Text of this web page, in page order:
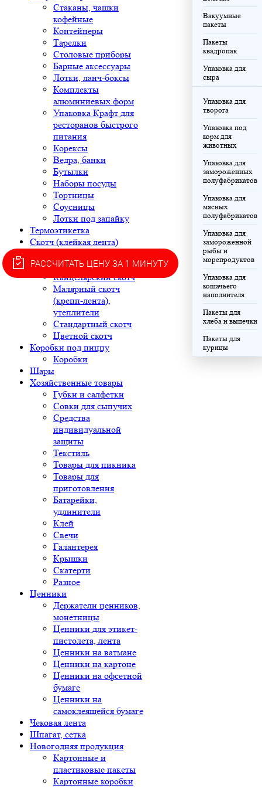
Стаканы, чашки
кофейные
Контейнеры
Тарелки
Столовые приборы
Барные аксессуары
Лотки, ланч-боксы
Комплекты
алюминиевых форм
Упаковка Крафт для
ресторанов быстрого
питания
Корексы
Ведра, банки
Бутылки
Наборы посуды
Тортницы
Соусницы
Лотки под запайку
Термоэтикетка
Скотч (клейкая лента)
Изоляционная лента
Канцелярский скотч
Малярный скотч
(крепп-лента),
утеплители
Стандартный скотч
Цветной скотч
Коробки под пиццу
Коробки
Шары
Хозяйственные товары
Губки и салфетки
Совки для сыпучих
Средства
индивидуальной
защиты
Текстиль
Товары для пикника
Товары для
приготовления
Батарейки,
удлинители
Клей
Свечи
Галантерея
Крышки
Скатерти
Разное
Ценники
Держатели ценников,
монетницы
Ценники для этикет-
пистолета, лента
Ценники на ватмане
Ценники на картоне
Ценники на офсетной
бумаге
Ценники на
самоклеящейся бумаге
Чековая лента
Шпагат, сетка
Новогодняя продукция
Картонные и
пластиковые пакеты
Картонные коробки
Вакуумные
пакеты
Пакеты
квадропак
Упаковка для
сыра
Упаковка для
творога
Упаковка под
корм для
животных
Упаковка для
замороженных
полуфабрикатов
Упаковка для
мясных
полуфабрикатов
Упаковка для
замороженной
рыбы и
морепродуктов
Упаковка для
кошачьего
наполнителя
Пакеты для
хлеба и выпечки
Пакеты для
курицы
РАССЧИТАТЬ ЦЕНУ ЗА 1 МИНУТУ